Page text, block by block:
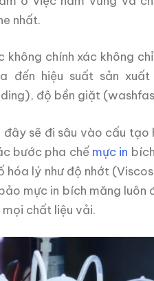
nhất.
không chính xác không
đến hiệu suất sản
độ bền giặt
đây sẽ đi sâu vào cấu
bước pha chế mực in
hóa lý như độ nhớt
mực in bích măng luôn
chất liệu vải.